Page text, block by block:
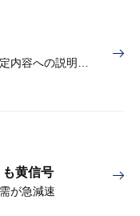
高市政権はより緩慢な引上げを容認／改定内容への説明責任が焦点
黄信号
が急減速